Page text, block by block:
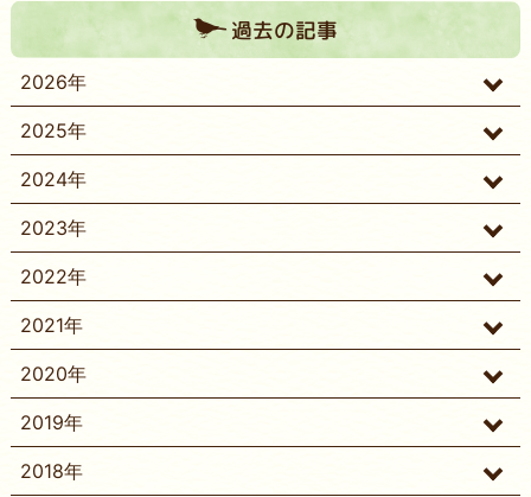
過去の記事
2026年
2025年
2024年
2023年
2022年
2021年
2020年
2019年
2018年